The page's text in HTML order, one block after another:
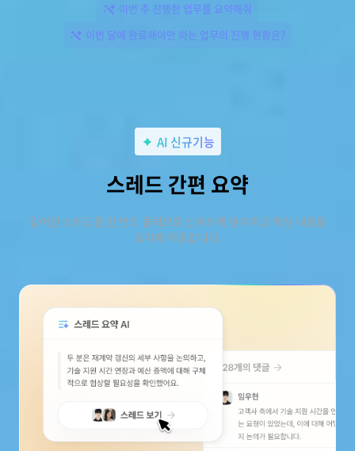
이번 주 진행한 업무를 요약해줘
이번 달에 완료해야만 하는 업무의 진행 현황은?
AI 신규기능
스레드 간편 요약
길어진 스레드를 한 번의 클릭으로 신속하게 분석하고 핵심 내용을
요약해 제공합니다.